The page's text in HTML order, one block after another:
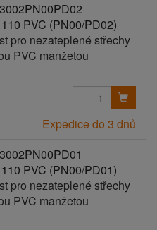
PVC (PN00/PD02)
pro nezateplené střechy
PVC manžetou
Expedice do 3 dnů
PVC (PN00/PD01)
pro nezateplené střechy
PVC manžetou